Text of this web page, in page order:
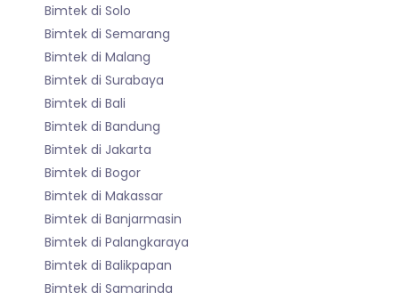
Bimtek di Solo
Bimtek di Semarang
Bimtek di Malang
Bimtek di Surabaya
Bimtek di Bali
Bimtek di Bandung
Bimtek di Jakarta
Bimtek di Bogor
Bimtek di Makassar
Bimtek di Banjarmasin
Bimtek di Palangkaraya
Bimtek di Balikpapan
Bimtek di Samarinda